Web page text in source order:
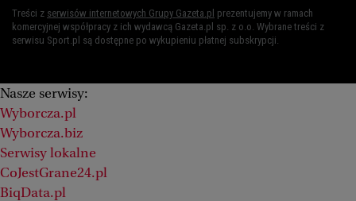
Treści z serwisów internetowych Grupy Gazeta.pl prezentujemy w ramach
komercyjnej współpracy z ich wydawcą Gazeta.pl sp. z o.o. Wybrane treści z
serwisu Sport.pl są dostępne po wykupieniu płatnej subskrypcji.
Nasze serwisy:
Wyborcza.pl
Wyborcza.biz
Serwisy lokalne
CoJestGrane24.pl
BiqData.pl